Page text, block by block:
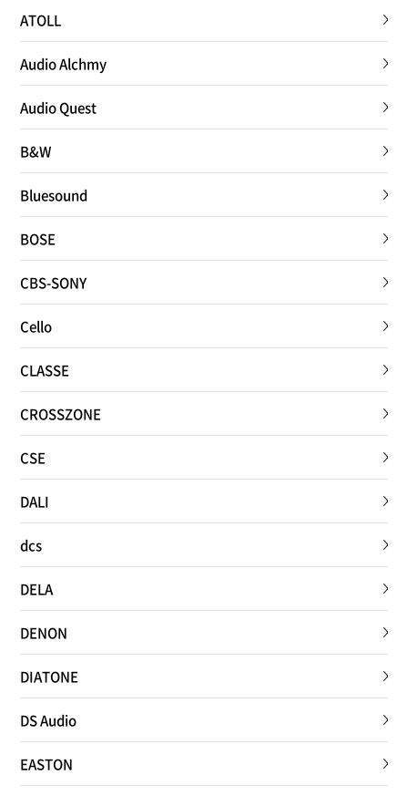
ATOLL
Audio Alchmy
Audio Quest
B&W
Bluesound
BOSE
CBS-SONY
Cello
CLASSE
CROSSZONE
CSE
DALI
dcs
DELA
DENON
DIATONE
DS Audio
EASTON